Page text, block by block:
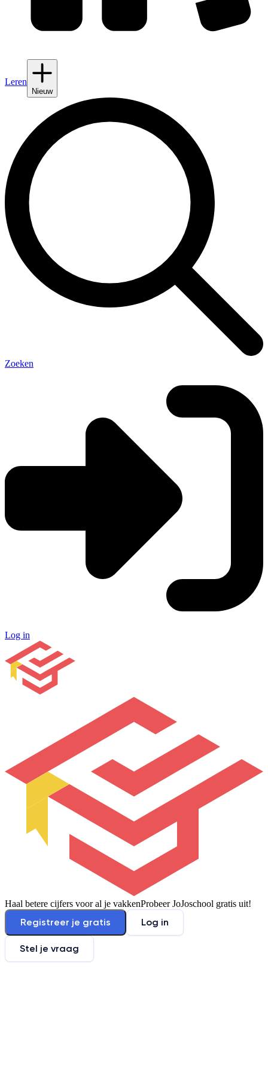
Leren
Nieuw
Zoeken
Log in
Haal betere cijfers voor al je vakkenProbeer JoJoschool gratis uit!
Registreer je gratis Log in
Stel je vraag